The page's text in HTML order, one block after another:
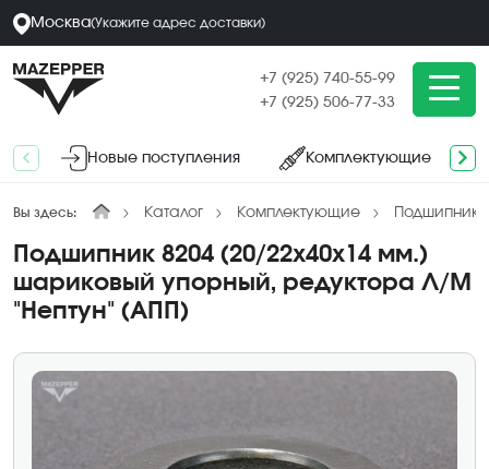
Москва(Укажите адрес доставки)
+7 (925) 740-55-99
+7 (925) 506-77-33
Новые поступления Комплектующие
Вы здесь: Каталог Комплектующие Подшипники
Подшипник 8204 (20/22х40х14 мм.)
шариковый упорный, редуктора Л/М
"Нептун" (АПП)